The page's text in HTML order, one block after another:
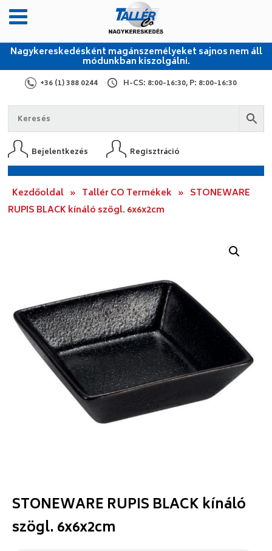
Nagykereskedésként magánszemélyeket sajnos nem áll
módunkban kiszolgálni.
+36 (1) 388 0244 H-CS: 8:00-16:30, P: 8:00-16:30
Bejelentkezés Regisztráció
Kezdőoldal » Tallér CO Termékek » STONEWARE
RUPIS BLACK kínáló szögl. 6x6x2cm
STONEWARE RUPIS BLACK kínáló
szögl. 6x6x2cm